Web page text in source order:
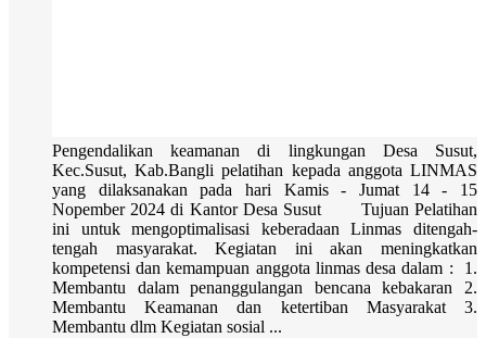
Pengendalikan keamanan di lingkungan Desa Susut,
Kec.Susut, Kab.Bangli pelatihan kepada anggota LINMAS
yang dilaksanakan pada hari Kamis - Jumat 14 - 15
Nopember 2024 di Kantor Desa Susut Tujuan Pelatihan
ini untuk mengoptimalisasi keberadaan Linmas ditengah-
tengah masyarakat. Kegiatan ini akan meningkatkan
kompetensi dan kemampuan anggota linmas desa dalam : 1.
Membantu dalam penanggulangan bencana kebakaran 2.
Membantu Keamanan dan ketertiban Masyarakat 3.
Membantu dlm Kegiatan sosial ...